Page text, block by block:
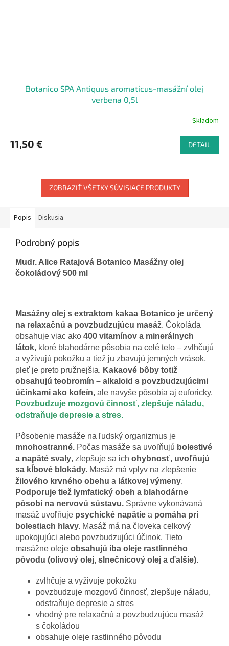
Botanico SPA Antiquus aromaticus-masážní olej
verbena 0,5l
Skladom
11,50 € DETAIL
ZOBRAZIŤ VŠETKY SÚVISIACE PRODUKTY
Popis Diskusia
Podrobný popis
Mudr. Alice Ratajová Botanico Masážny olej
čokoládový 500 ml
Masážny olej s extraktom kakaa Botanico je určený
na relaxačnú a povzbudzujúcu masáž. Čokoláda
obsahuje viac ako 400 vitamínov a minerálnych
látok, ktoré blahodárne pôsobia na celé telo – zvlhčujú
a vyživujú pokožku a tiež ju zbavujú jemných vrások,
pleť je preto pružnejšia. Kakaové bôby totiž
obsahujú teobromín – alkaloid s povzbudzujúcimi
účinkami ako kofeín, ale navyše pôsobia aj euforicky.
Povzbudzuje mozgovú činnosť, zlepšuje náladu,
odstraňuje depresie a stres.
Pôsobenie masáže na ľudský organizmus je
mnohostranné. Počas masáže sa uvoľňujú bolestivé
a napäté svaly, zlepšuje sa ich ohybnosť, uvoľňujú
sa kĺbové blokády. Masáž má vplyv na zlepšenie
žilového krvného obehu a látkovej výmeny.
Podporuje tiež lymfatický obeh a blahodárne
pôsobí na nervovú sústavu. Správne vykonávaná
masáž uvoľňuje psychické napätie a pomáha pri
bolestiach hlavy. Masáž má na človeka celkový
upokojujúci alebo povzbudzujúci účinok. Tieto
masážne oleje obsahujú iba oleje rastlinného
pôvodu (olivový olej, slnečnicový olej a ďalšie).
zvlhčuje a vyživuje pokožku
povzbudzuje mozgovú činnosť, zlepšuje náladu,
odstraňuje depresie a stres
vhodný pre relaxačnú a povzbudzujúcu masáž
s čokoládou
obsahuje oleje rastlinného pôvodu